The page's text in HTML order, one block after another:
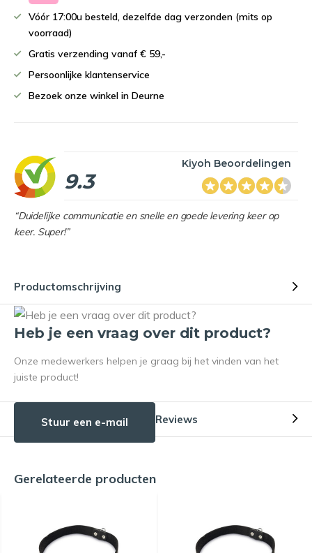
Vóór 17:00u besteld, dezelfde dag verzonden (mits op
voorraad)
Gratis verzending vanaf € 59,-
Persoonlijke klantenservice
Bezoek onze winkel in Deurne
9.3
Kiyoh Beoordelingen
“Duidelijke communicatie en snelle en goede levering keer op
keer. Super!”
Productomschrijving
Heb je een vraag over dit product?
Onze medewerkers helpen je graag bij het vinden van het
juiste product!
Stuur een e-mail Reviews
Gerelateerde producten